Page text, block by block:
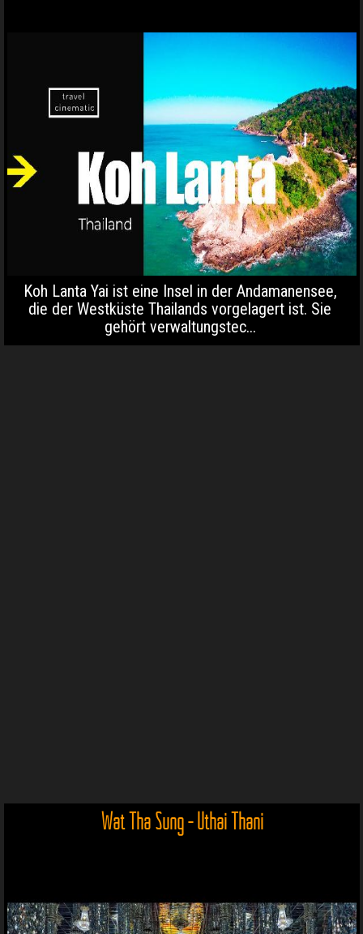
Koh Lanta Yai ist eine Insel in der Andamanensee,
die der Westküste Thailands vorgelagert ist. Sie
gehört verwaltungstec...
Wat Tha Sung - Uthai Thani